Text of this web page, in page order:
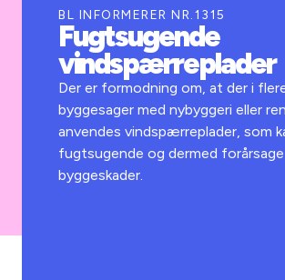
Kurser og arrangementer
Jobportalen
BL INFORMERER NR.1315
Fugtsugende
vindspærreplader
Der er formodning om, at der i
byggesager med nybyggeri eller
anvendes vindspærreplader, som
fugtsugende og dermed forårsage
byggeskader.